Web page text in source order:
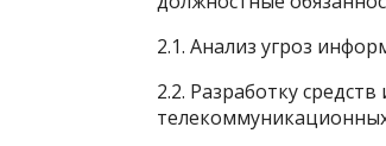
2.1. Анализ угроз
2.2. Разработку